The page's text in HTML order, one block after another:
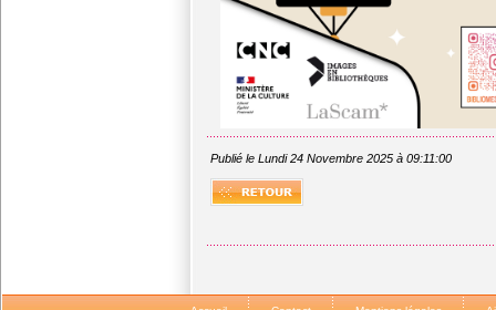
Publié le Lundi 24 Novembre 2025 à 09:11:00